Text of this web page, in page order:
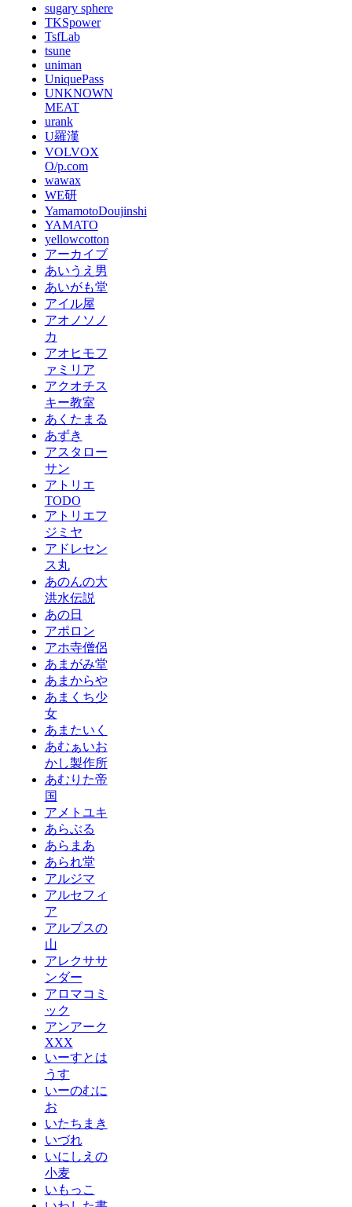
sugary sphere
TKSpower
TsfLab
tsune
uniman
UniquePass
UNKNOWN
MEAT
urank
U羅漢
VOLVOX
O/p.com
wawax
WE研
YamamotoDoujinshi
YAMATO
yellowcotton
アーカイブ
あいうえ男
あいがも堂
アイル屋
アオノソノ
カ
アオヒモフ
ァミリア
アクオチス
キー教室
あくたまる
あずき
アスタロー
サン
アトリエ
TODO
アトリエフ
ジミヤ
アドレセン
ス丸
あのんの大
洪水伝説
あの日
アポロン
アホ寺僧侶
あまがみ堂
あまからや
あまくち少
女
あまたいく
あむぁいお
かし製作所
あむりた帝
国
アメトユキ
あらぶる
あらまあ
あられ堂
アルジマ
アルセフィ
ア
アルプスの
山
アレクササ
ンダー
アロマコミ
ック
アンアーク
XXX
いーすとは
うす
いーのむに
お
いたちまき
いづれ
いにしえの
小麦
いもっこ